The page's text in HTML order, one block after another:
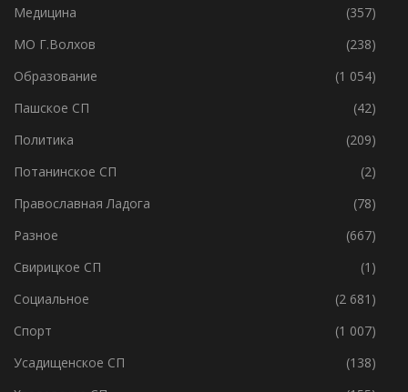
Ленобласть
(4 580)
Медицина
(357)
МО Г.Волхов
(238)
Образование
(1 054)
Пашское СП
(42)
Политика
(209)
Потанинское СП
(2)
Православная Ладога
(78)
Разное
(667)
Свирицкое СП
(1)
Социальное
(2 681)
Спорт
(1 007)